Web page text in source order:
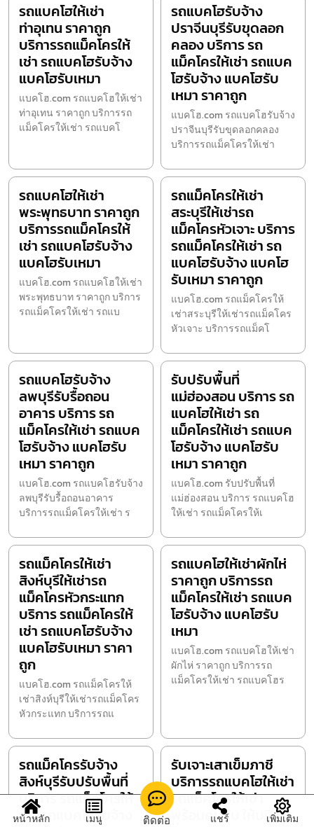
รถแบคโฮให้เช่า
ท่าอุเทน ราคาถูก
บริการรถแม็คโครให้
เช่า รถแบคโฮรับจ้าง
แบคโฮรับเหมา
แบคโฮ.com รถแบคโฮให้เช่า
ท่าอุเทน ราคาถูก บริการรถ
แม็คโครให้เช่า รถแบคโ
รถแบคโฮรับจ้าง
ปราจีนบุรีรับขุดลอก
คลอง บริการ รถ
แม็คโครให้เช่า รถแบค
โฮรับจ้าง แบคโฮรับ
เหมา ราคาถูก
แบคโฮ.com รถแบคโฮรับจ้าง
ปราจีนบุรีรับขุดลอกคลอง
บริการรถแม็คโครให้เช่า
รถแบคโฮให้เช่า
พระพุทธบาท ราคาถูก
บริการรถแม็คโครให้
เช่า รถแบคโฮรับจ้าง
แบคโฮรับเหมา
แบคโฮ.com รถแบคโฮให้เช่า
พระพุทธบาท ราคาถูก บริการ
รถแม็คโครให้เช่า รถแบ
รถแม็คโครให้เช่า
สระบุรีให้เช่ารถ
แม็คโครหัวเจาะ บริการ
รถแม็คโครให้เช่า รถ
แบคโฮรับจ้าง แบคโฮ
รับเหมา ราคาถูก
แบคโฮ.com รถแม็คโครให้
เช่าสระบุรีให้เช่ารถแม็คโคร
หัวเจาะ บริการรถแม็คโ
รถแบคโฮรับจ้าง
ลพบุรีรับรื้อถอน
อาคาร บริการ รถ
แม็คโครให้เช่า รถแบค
โฮรับจ้าง แบคโฮรับ
เหมา ราคาถูก
แบคโฮ.com รถแบคโฮรับจ้าง
ลพบุรีรับรื้อถอนอาคาร
บริการรถแม็คโครให้เช่า ร
รับปรับพื้นที่
แม่ฮ่องสอน บริการ รถ
แบคโฮให้เช่า รถ
แม็คโครให้เช่า รถแบค
โฮรับจ้าง แบคโฮรับ
เหมา ราคาถูก
แบคโฮ.com รับปรับพื้นที่
แม่ฮ่องสอน บริการ รถแบคโฮ
ให้เช่า รถแม็คโครให้เ
รถแม็คโครให้เช่า
สิงห์บุรีให้เช่ารถ
แม็คโครหัวกระแทก
บริการ รถแม็คโครให้
เช่า รถแบคโฮรับจ้าง
แบคโฮรับเหมา ราคา
ถูก
แบคโฮ.com รถแม็คโครให้
เช่าสิงห์บุรีให้เช่ารถแม็คโคร
หัวกระแทก บริการรถแ
รถแบคโฮให้เช่าผักไห่
ราคาถูก บริการรถ
แม็คโครให้เช่า รถแบค
โฮรับจ้าง แบคโฮรับ
เหมา
แบคโฮ.com รถแบคโฮให้เช่า
ผักไห่ ราคาถูก บริการรถ
แม็คโครให้เช่า รถแบคโฮร
รถแม็คโครรับจ้าง
สิงห์บุรีรับปรับพื้นที่
บริการ รถแม็คโครให้
เช่า รถแบคโฮรับจ้าง
รับเจาะเสาเข็มภาชี
บริการรถแบคโฮให้เช่า
รถแม็คโครให้เช่า
พร้อมคนขับ ให้บริการ
หน้าหลัก เมนู ติดต่อ แชร์ เพิ่มเติม